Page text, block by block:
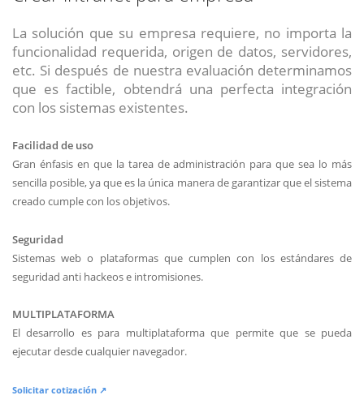
La solución que su empresa requiere, no importa la
funcionalidad requerida, origen de datos, servidores,
etc. Si después de nuestra evaluación determinamos
que es factible, obtendrá una perfecta integración
con los sistemas existentes.
Facilidad de uso
Gran énfasis en que la tarea de administración para que sea lo más
sencilla posible, ya que es la única manera de garantizar que el sistema
creado cumple con los objetivos.
Seguridad
Sistemas web o plataformas que cumplen con los estándares de
seguridad anti hackeos e intromisiones.
MULTIPLATAFORMA
El desarrollo es para multiplataforma que permite que se pueda
ejecutar desde cualquier navegador.
Solicitar cotización ↗